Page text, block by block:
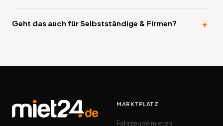
Geht das auch für Selbstständige & Firmen? +
MARKTPLATZ
Fahrzeuge mieten